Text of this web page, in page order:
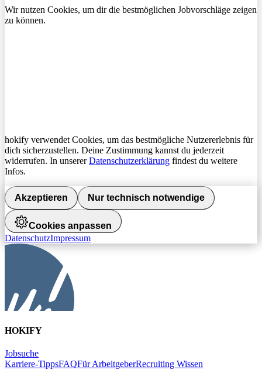
Wir nutzen Cookies, um dir die bestmöglichen Jobvorschläge zeigen
zu können.
hokify verwendet Cookies, um das bestmögliche Nutzererlebnis für
dich sicherzustellen. Deine Zustimmung kannst du jederzeit
widerrufen. In unsererDatenschutzerklärung findest du weitere
Infos.
Akzeptieren Nur technisch notwendige
Cookies anpassen
DatenschutzImpressum
HOKIFY
Jobsuche
Karriere-TippsFAQFür ArbeitgeberRecruiting Wissen